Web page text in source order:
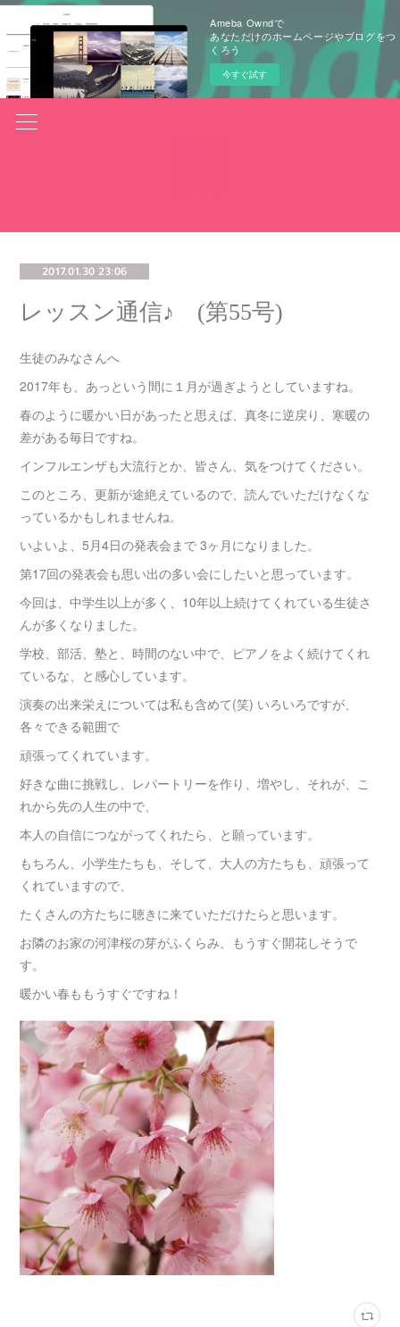
Ameba Owndで
あなただけのホームページやブログをつ
くろう
今すぐ試す
2017.01.30 23:06
レッスン通信♪ (第55号)
生徒のみなさんへ
2017年も、あっという間に１月が過ぎようとしていますね。
春のように暖かい日があったと思えば、真冬に逆戻り、寒暖の
差がある毎日ですね。
インフルエンザも大流行とか、皆さん、気をつけてください。
このところ、更新が途絶えているので、読んでいただけなくな
っているかもしれませんね。
いよいよ、5月4日の発表会まで 3ヶ月になりました。
第17回の発表会も思い出の多い会にしたいと思っています。
今回は、中学生以上が多く、10年以上続けてくれている生徒さ
んが多くなりました。
学校、部活、塾と、時間のない中で、ピアノをよく続けてくれ
ているな、と感心しています。
演奏の出来栄えについては私も含めて(笑) いろいろですが、
各々できる範囲で
頑張ってくれています。
好きな曲に挑戦し、レパートリーを作り、増やし、それが、こ
れから先の人生の中で、
本人の自信につながってくれたら、と願っています。
もちろん、小学生たちも、そして、大人の方たちも、頑張って
くれていますので、
たくさんの方たちに聴きに来ていただけたらと思います。
お隣のお家の河津桜の芽がふくらみ、もうすぐ開花しそうで
す。
暖かい春ももうすぐですね！